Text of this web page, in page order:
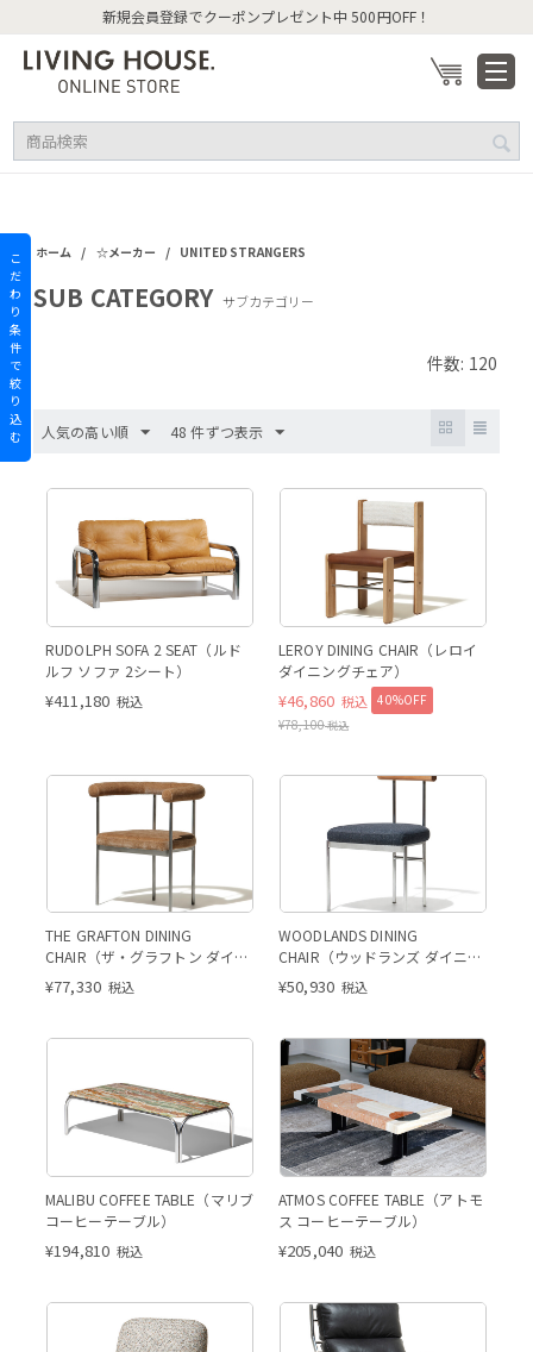
新規会員登録でクーポンプレゼント中 500円OFF！
ホーム / ☆メーカー / UNITED STRANGERS
SUB CATEGORY サブカテゴリー
こ
だ
わ
り
条
件
で
絞
り
込
む
件数: 120
人気の高い順 48 件ずつ表示
RUDOLPH SOFA 2 SEAT（ルド
ルフ ソファ 2シート）
¥411,180 税込
LEROY DINING CHAIR（レロイ
ダイニングチェア）
¥46,860 税込 40%OFF
¥78,100税込
THE GRAFTON DINING
CHAIR（ザ・グラフトン ダイニ
ングチェア／ファブリック）
¥77,330 税込
WOODLANDS DINING
CHAIR（ウッドランズ ダイニン
グチェア）
¥50,930 税込
MALIBU COFFEE TABLE（マリブ
コーヒーテーブル）
¥194,810 税込
ATMOS COFFEE TABLE（アトモ
ス コーヒーテーブル）
¥205,040 税込